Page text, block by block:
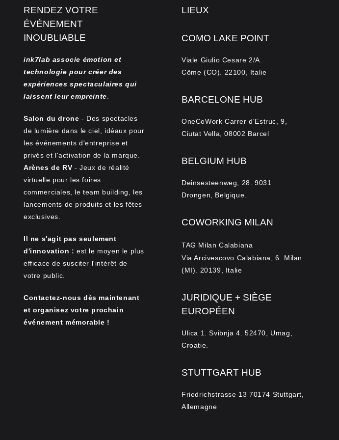
RENDEZ VOTRE
ÉVÉNEMENT
INOUBLIABLE
ink7lab associe émotion et
technologie pour créer des
expériences spectaculaires qui
laissent leur empreinte
Salon du drone - Des spectacles
de lumière dans le ciel, idéaux pour
les événements d'entreprise et
privés et l'activation de la marque.
Arènes de RV - Jeux de réalité
virtuelle pour les foires
commerciales, le team building, les
lancements de produits et les fêtes
exclusives.
Il ne s'agit pas seulement
d'innovation : est le moyen le plus
efficace de susciter l'intérêt de
votre public.
Contactez-nous dès maintenant
et organisez votre prochain
événement mémorable !
LIEUX
COMO LAKE POINT
Viale Giulio Cesare 2/A.
Côme (CO). 22100, Italie
BARCELONE HUB
OneCoWork Carrer d'Estruc, 9,
Ciutat Vella, 08002 Barcel
BELGIUM HUB
Deinsesteenweg, 28. 9031
Drongen, Belgique.
COWORKING MILAN
TAG Milan Calabiana
Via Arcivescovo Calabiana, 6. Milan
(MI). 20139, Italie
JURIDIQUE + SIÈGE
EUROPÉEN
Ulica 1. Svibnja 4. 52470, Umag,
Croatie.
STUTTGART HUB
Friedrichstrasse 13 70174 Stuttgart,
Allemagne